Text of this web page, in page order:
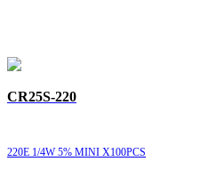
CR25S-220
220E 1/4W 5% MINI X100PCS